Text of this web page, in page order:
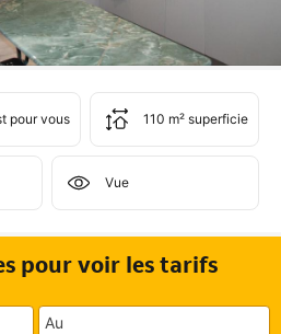
pour vous 110 m² superficie
Vue
pour voir les tarifs
Au